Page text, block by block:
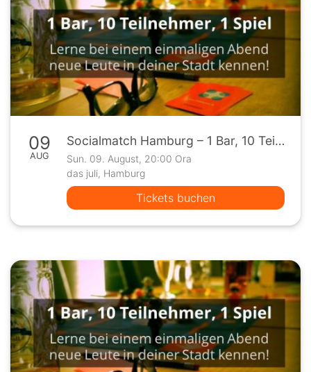
09
AUG
Socialmatch Hamburg – 1 Bar, 10 Teilnehmer, 1 Spiel
Sun. 09. August, 20:00 Ora
das juli, Hamburg
Tickets buchen